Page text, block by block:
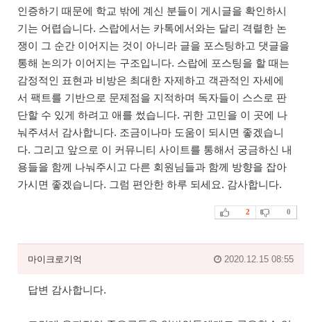
인증하기 때문에 학교 밖에 계신 분들이 게시글을 확인하시
기는 어렵습니다. 스랍에서는 카톡에서와는 달리 격렬한 논
쟁이 그 순간 이어지는 것이 아니라 글을 포스팅하고 댓글을
통해 논의가 이어지는 구조입니다. 스랍에 포스팅을 할 때는
감정적인 표현과 비방은 최대한 자제하고 객관적인 자세에
서 팩트를 기반으로 문제점을 지적하며 독자들이 스스로 판
단할 수 있게 하려고 애를 썼습니다. 귀한 고민을 이 곳에 나
눠주셔서 감사합니다. 조금이나마 도움이 되시면 좋겠습니
다. 그리고 앞으로 이 커뮤니티 사이트를 통해서 궁금하신 내
용들을 함께 나눠주시고 다른 회원님들과 함께 방향을 잡아
가시면 좋겠습니다. 그럼 편안한 하루 되세요. 감사합니다.
2 0
마이크로기억 2020.12.15 08:55
답변 감사합니다.